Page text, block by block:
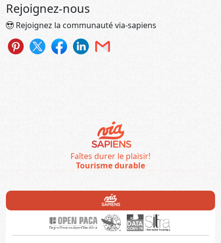
Rejoignez-nous
Rejoignez la communauté via-sapiens
Faîtes durer le plaisir!
Tourisme durable